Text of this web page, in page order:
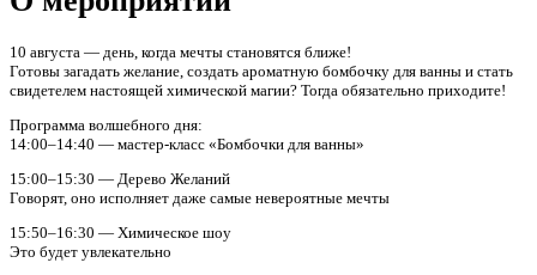
10 августа — день, когда мечты становятся ближе!
Готовы загадать желание, создать ароматную бомбочку для ванны и стать
свидетелем настоящей химической магии? Тогда обязательно приходите!
Программа волшебного дня:
14:00–14:40 — мастер-класс «Бомбочки для ванны»
15:00–15:30 — Дерево Желаний
Говорят, оно исполняет даже самые невероятные мечты
15:50–16:30 — Химическое шоу
Это будет увлекательно